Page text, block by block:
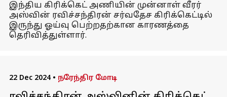
இந்திய கிரிக்கெட் அணியின் முன்னாள் வீரர்
அஸ்வின் ரவிச்சந்திரன் சர்வதேச கிரிக்கெட்டில்
இருந்து ஓய்வு பெற்றதற்கான காரணத்தை
தெரிவித்துள்ளார்.
22 Dec 2024 • நரேந்திர மோடி